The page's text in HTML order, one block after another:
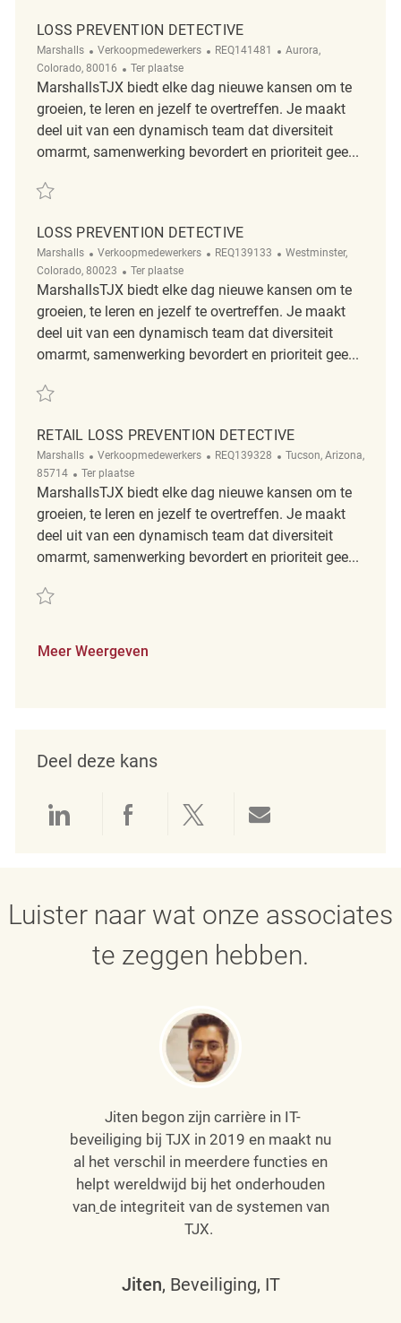
LOSS PREVENTION DETECTIVE
Marshalls Categorie
Verkoopmedewerkers ReqId
REQ141481 Plaats
Aurora,
Colorado, 80016
Afgelegen
Ter plaatse
MarshallsTJX biedt elke dag nieuwe kansen om te
groeien, te leren en jezelf te overtreffen. Je maakt
deel uit van een dynamisch team dat diversiteit
omarmt, samenwerking bevordert en prioriteit gee...
Redden Loss Prevention Detective REQ141481
LOSS PREVENTION DETECTIVE
Marshalls Categorie
Verkoopmedewerkers ReqId
REQ139133 Plaats
Westminster,
Colorado, 80023
Afgelegen
Ter plaatse
MarshallsTJX biedt elke dag nieuwe kansen om te
groeien, te leren en jezelf te overtreffen. Je maakt
deel uit van een dynamisch team dat diversiteit
omarmt, samenwerking bevordert en prioriteit gee...
Redden Loss Prevention Detective REQ139133
RETAIL LOSS PREVENTION DETECTIVE
Marshalls Categorie
Verkoopmedewerkers ReqId
REQ139328 Plaats
Tucson, Arizona,
85714
Afgelegen
Ter plaatse
MarshallsTJX biedt elke dag nieuwe kansen om te
groeien, te leren en jezelf te overtreffen. Je maakt
deel uit van een dynamisch team dat diversiteit
omarmt, samenwerking bevordert en prioriteit gee...
Redden Retail Loss Prevention Detective REQ139328
Meer Weergeven
Deel deze kans
Delen via LinkedIn
Delen via Facebook
Delen via twitter
Luister naar wat onze associates
te zeggen hebben.
Jiten begon zijn carrière in IT-
beveiliging bij TJX in 2019 en maakt nu
al het verschil in meerdere functies en
helpt wereldwijd bij het onderhouden
van de integriteit van de systemen van
TJX.
Jiten, Beveiliging, IT